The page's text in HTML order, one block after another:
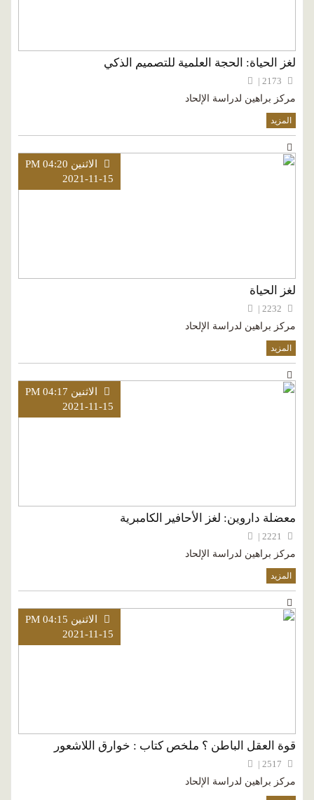
لغز الحياة: الحجة العلمية للتصميم الذكي
مركز براهين لدراسة الإلحاد
المزيد
الاثنين PM 04:20
2021-11-15
لغز الحياة
مركز براهين لدراسة الإلحاد
المزيد
الاثنين PM 04:17
2021-11-15
معضلة داروين: لغز الأحافير الكامبرية
مركز براهين لدراسة الإلحاد
المزيد
الاثنين PM 04:15
2021-11-15
قوة العقل الباطن ؟ ملخص كتاب : خوارق اللاشعور
مركز براهين لدراسة الإلحاد